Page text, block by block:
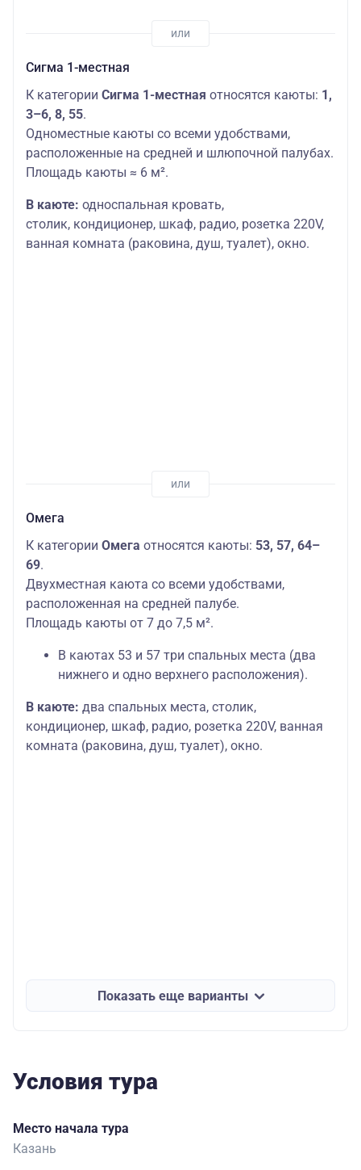
Сигма 1-местная
К категории Сигма 1-местная относятся каюты: 1,
3–6, 8, 55.
Одноместные каюты со всеми удобствами,
расположенные на средней и шлюпочной палубах.
Площадь каюты ≈ 6 м².
В каюте: односпальная кровать,
столик, кондиционер, шкаф, радио, розетка 220V,
ванная комната (раковина, душ, туалет), окно.
Омега
К категории Омега относятся каюты: 53, 57, 64–
69.
Двухместная каюта со всеми удобствами,
расположенная на средней палубе.
Площадь каюты от 7 до 7,5 м².
В каютах 53 и 57 три спальных места (два
нижнего и одно верхнего расположения).
В каюте: два спальных места, столик,
кондиционер, шкаф, радио, розетка 220V, ванная
комната (раковина, душ, туалет), окно.
Показать еще варианты
Условия тура
Место начала тура
Казань